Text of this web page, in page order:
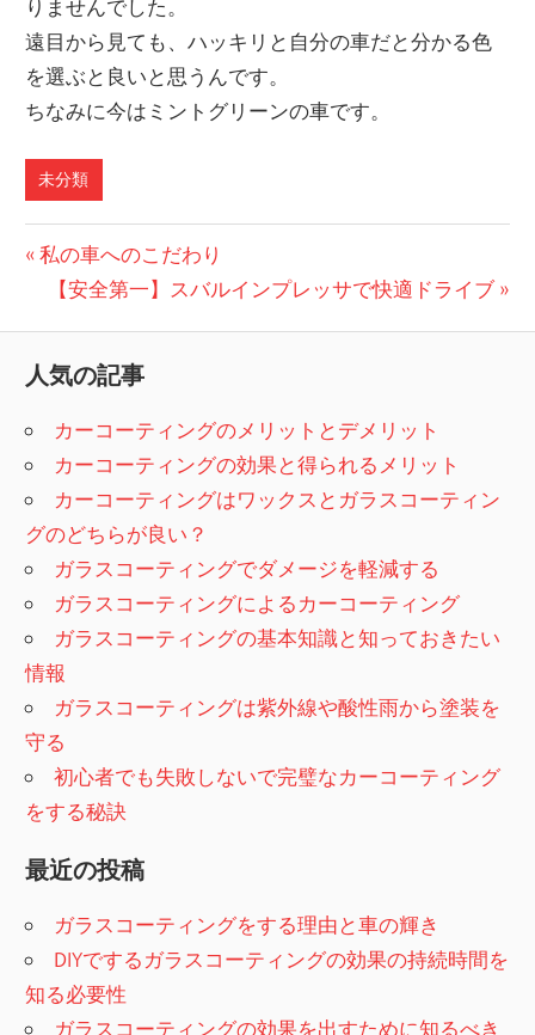
りませんでした。
遠目から見ても、ハッキリと自分の車だと分かる色
を選ぶと良いと思うんです。
ちなみに今はミントグリーンの車です。
未分類
投
ビ
ゲ
ー
シ
ョ
ン
前
私の車へのこだわり
次
事:
【安全第一】スバルインプレッサで快適ドライブ
人気の記事
カーコーティングのメリットとデメリット
カーコーティングの効果と得られるメリット
カーコーティングはワックスとガラスコーティン
グのどちらが良い？
ガラスコーティングでダメージを軽減する
ガラスコーティングによるカーコーティング
ガラスコーティングの基本知識と知っておきたい
情報
ガラスコーティングは紫外線や酸性雨から塗装を
守る
初心者でも失敗しないで完璧なカーコーティング
をする秘訣
最近の投稿
ガラスコーティングをする理由と車の輝き
DIYでするガラスコーティングの効果の持続時間を
知る必要性
ガラスコーティングの効果を出すために知るべき